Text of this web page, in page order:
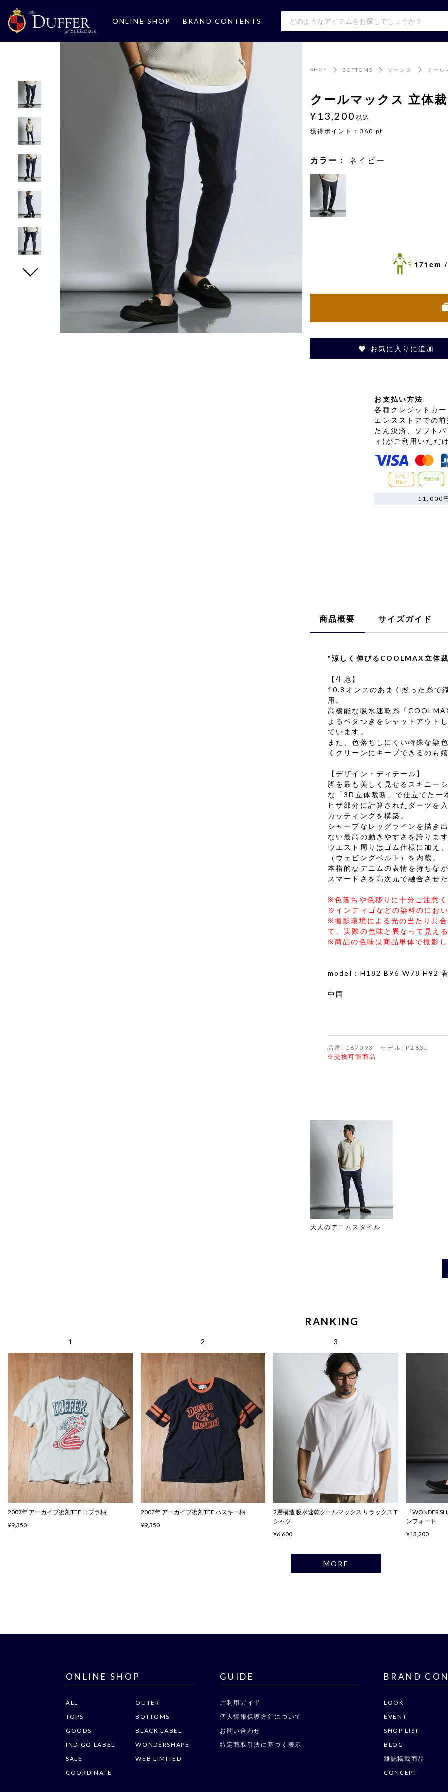
ONLINE SHOP BRAND CONTENTS
SHOP BOTTOMS ジーンズ クール
クールマックス 立体
¥13,200 税込
獲得ポイント： 360 pt
カラー： ネイビー
171cm
お気に入りに追加
お支払い方法
各種クレジットカ
エンスストアでの
たん決済、ソフト
ィ)がご利用いただ
11,000
商品概要 サイズガイド
"涼しく伸びるCOOLMAX立体
【生地】
10.8オンスのあまく撚った糸で
用。
高機能な吸水速乾糸「
よるベタつきをシャットアウト
ています。
また、色落ちしにくい特殊な染
くクリーンにキープできるのも
【デザイン・ディテール】
脚を最も美しく見せるスキニー
な「3D立体裁断」で仕立てた一
ヒザ部分に計算されたダーツを
カッティングを構築。
シャープなレッグラインを描き
ない最高の動きやすさを誇りま
ウエスト周りはゴム仕様に加え
（ウェビングベルト）を内蔵。
本格的なデニムの表情を持ちな
スマートさを高次元で融合させ
※色落ちや色移りに十分ご注意
※インディゴなどの染料のにお
※撮影環境による光の当たり具
て、実際の色味と異なって見え
※商品の色味は商品単体で撮影
model：H182 B96 W78 H92
中国
品番: 167093 モデル: P283J
※交換可能商品
大人のデニムスタイル
RANKING
2007年 アーカイブ復刻TEE コブラ柄
¥9,350
2007年 アーカイブ復刻TEE ハスキー柄
¥9,350
2層構造 吸水速乾クールマックス リラックス T
シャツ
¥6,600
『WONDER
ンフォート
¥13,200
MORE
ONLINE SHOP
ALL
OUTER
TOPS
BOTTOMS
GOODS
BLACK LABEL
INDIGO LABEL
WONDERSHAPE
SALE
WEB LIMITED
COORDINATE
GUIDE
ご利用ガイド
個人情報保護方針について
お問い合わせ
特定商取引法に基づく表示
BRAND
LOOK
EVENT
SHOP LIST
BLOG
雑誌掲載商品
CONCEPT